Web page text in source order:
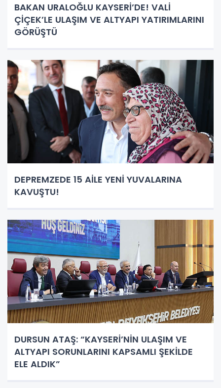
BAKAN URALOĞLU KAYSERİ’DE! VALİ
ÇİÇEK’LE ULAŞIM VE ALTYAPI YATIRIMLARINI
GÖRÜŞTÜ
DEPREMZEDE 15 AİLE YENİ YUVALARINA
KAVUŞTU!
DURSUN ATAŞ: “KAYSERİ’NİN ULAŞIM VE
ALTYAPI SORUNLARINI KAPSAMLI ŞEKİLDE
ELE ALDIK”